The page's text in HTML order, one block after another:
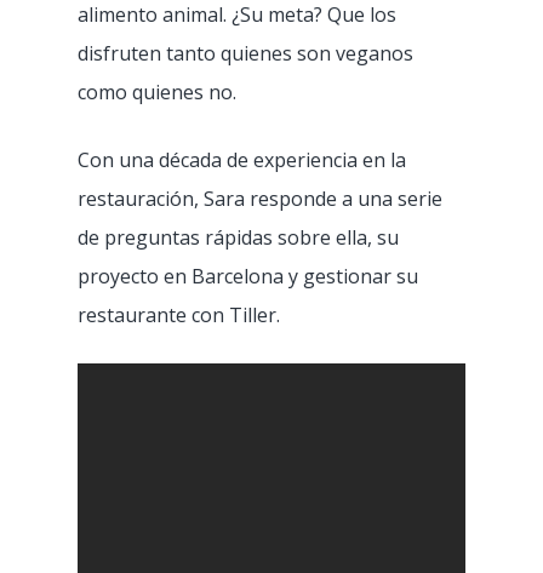
alimento animal. ¿Su meta? Que los
disfruten tanto quienes son veganos
como quienes no.
Con una década de experiencia en la
restauración, Sara responde a una serie
de preguntas rápidas sobre ella, su
proyecto en Barcelona y gestionar su
restaurante con Tiller.